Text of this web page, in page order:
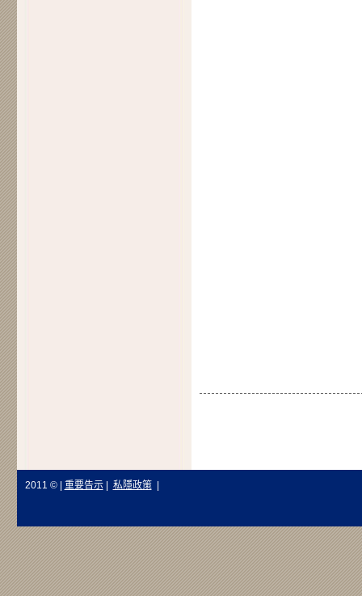
2011 © | 重要告示| 私隱政策|